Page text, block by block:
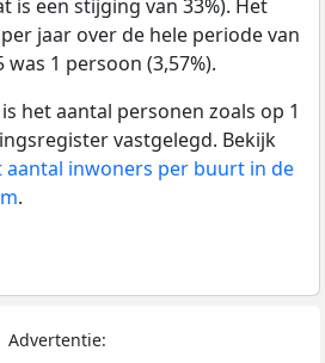
is een stijging van 33%). Het
jaar over de hele periode van
1 persoon (3,57%).
het aantal personen zoals op 1
vastgelegd. Bekijk
aantal inwoners per buurt in de
.
Advertentie: